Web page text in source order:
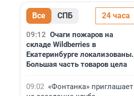
Все СПБ 24 часа
09:12 Очаги пожаров на
складе Wildberries в
Екатеринбурге локализованы.
Большая часть товаров цела
09:02 «Фонтанка» приглашает